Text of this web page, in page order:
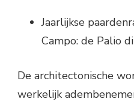
Jaarlijkse
Campo: de Palio
De architectonische
werkelijk